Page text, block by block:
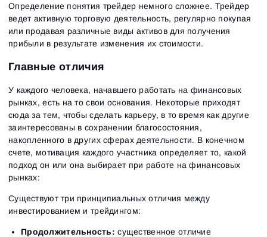
Определение понятия трейдер немного сложнее. Трейдер
ведет активную торговую деятельность, регулярно покупая
или продавая различные виды активов для получения
прибыли в результате изменения их стоимости.
Главные отличия
У каждого человека, начавшего работать на финансовых
рынках, есть на то свои основания. Некоторые приходят
сюда за тем, чтобы сделать карьеру, в то время как другие
заинтересованы в сохранении благосостояния,
накопленного в других сферах деятельности. В конечном
счете, мотивация каждого участника определяет то, какой
подход он или она выбирает при работе на финансовых
рынках:
Существуют три принципиальных отличия между
инвестированием и трейдингом:
Продолжительность: существенное отличие